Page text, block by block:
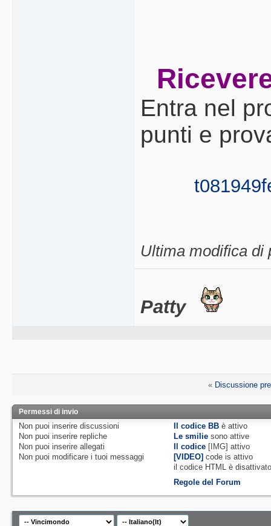
Entra nel
punti e
Ultima modifica
Patty
« Discussione
Permessi di invio
Non puoi inserire discussioni
Non puoi inserire repliche
Non puoi inserire allegati
Non puoi modificare i tuoi messaggi
Il codice BB èattivo
Le smilie sono attive
Il codice [IMG]attivo
[VIDEO] code isattivo
il codice HTML è
Regole del Forum